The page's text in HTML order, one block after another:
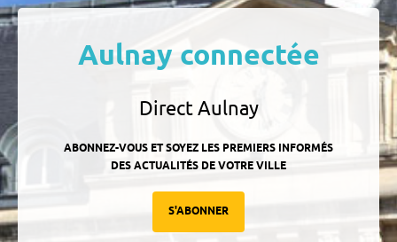
Aulnay connectée
Direct Aulnay
ABONNEZ-VOUS ET SOYEZ LES PREMIERS INFORMÉS
DES ACTUALITÉS DE VOTRE VILLE
S'ABONNER